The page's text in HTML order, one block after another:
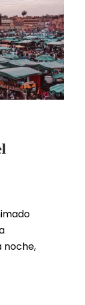
noche,